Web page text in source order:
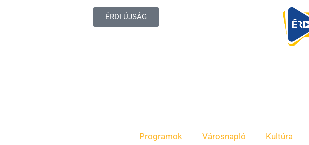
ÉRDI ÚJSÁG
Programok Városnapló Kultúra